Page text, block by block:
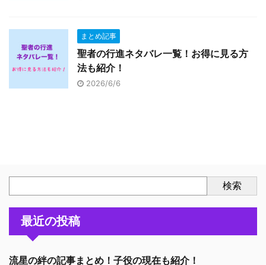
まとめ記事
聖者の行進ネタバレ一覧！お得に見る方
法も紹介！
2026/6/6
検索
最近の投稿
流星の絆の記事まとめ！子役の現在も紹介！